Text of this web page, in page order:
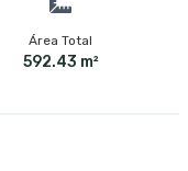
Área Total
592.43 m²